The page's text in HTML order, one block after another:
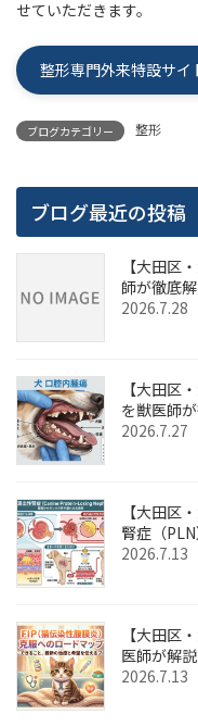
せていただきます。
整形専門外来特設サイ
ブログカテゴリー 整形
ブログ最近の投稿
【大田区
師が徹底
2026.7.28
【大田区
を獣医師
2026.7.27
【大田区
腎症（
2026.7.13
【大田区
医師が解説
2026.7.13